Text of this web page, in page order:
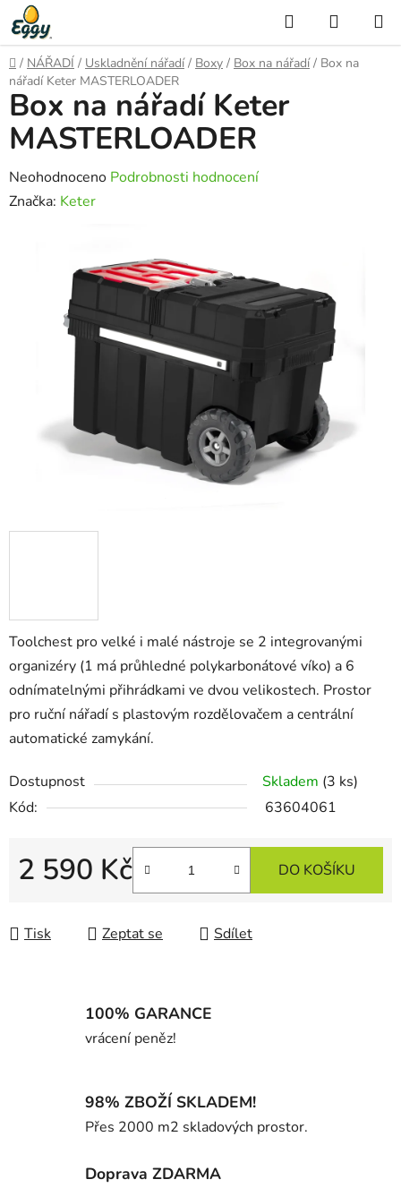
Přejít
na
obsah
Hledat
KOŠÍK
Domů
/ NÁŘADÍ / Uskladnění nářadí / Boxy / Box na nářadí / Box na
nářadí Keter MASTERLOADER
Toolchest pro velké i malé nástroje se 2 integrovanými
organizéry (1 má průhledné polykarbonátové víko) a 6
odnímatelnými přihrádkami ve dvou velikostech. Prostor
pro ruční nářadí s plastovým rozdělovačem a centrální
automatické zamykání.
Dostupnost Skladem (3 ks)
Kód:
63604061
2 590 Kč DO KOŠÍKU
Tisk Zeptat se Sdílet
Box na nářadí Keter
MASTERLOADER
Průměrné
hodnocení
Neohodnoceno Podrobnosti hodnocení
Značka: Keter
100% GARANCE
vrácení peněz!
98% ZBOŽÍ SKLADEM!
Přes 2000 m2 skladových prostor.
Doprava ZDARMA